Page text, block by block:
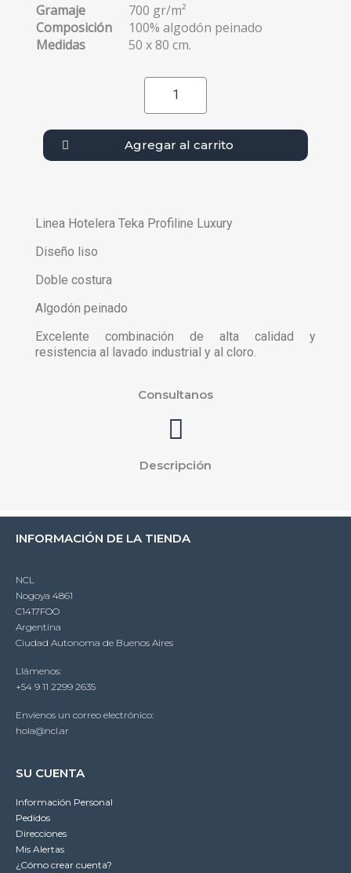
Gramaje
700 gr/m²
Composición
100% algodón peinado
Medidas
50 x 80 cm.
Agregar al carrito
Linea Hotelera Teka Profiline Luxury
Diseño liso
Doble costura
Algodón peinado
Excelente combinación de alta calidad y
resistencia al lavado industrial y al cloro.
Consultanos
Descripción
INFORMACIÓN DE LA TIENDA
NCL
Nogoya 4861
C1417FOO
Argentina
Ciudad Autonoma de Buenos Aires
Llámenos:
+54 9 11 2299 2635
Envíenos un correo electrónico:
hola@ncl.ar
SU CUENTA
Información Personal
Pedidos
Direcciones
Mis Alertas
¿Cómo crear cuenta?